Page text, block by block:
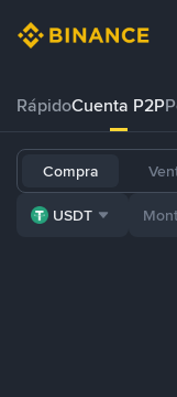
RápidoCuenta P2P
Compra
USDT